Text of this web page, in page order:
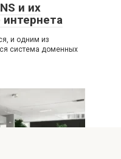
и их
и одним из
система доменных